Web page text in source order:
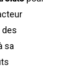
des
sa